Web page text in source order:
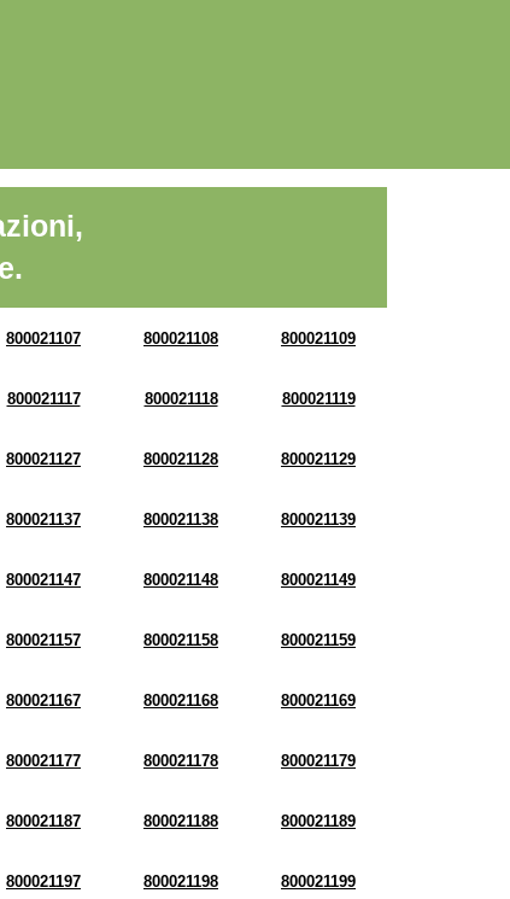
800021107 800021108 800021109
800021117 800021118 800021119
800021127 800021128 800021129
800021137 800021138 800021139
800021147 800021148 800021149
800021157 800021158 800021159
800021167 800021168 800021169
800021177 800021178 800021179
800021187 800021188 800021189
800021197 800021198 800021199